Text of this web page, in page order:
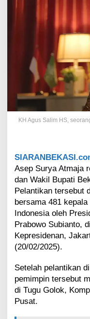
D
o
g
B
u
p
t
a
k
i
l
B
p
a
t
i
a
s
i
KH Agus Salim HS,
Asep Surya Atmaja
dan Wakil Bupati
Pelantikan tersebut
bersama 481
Indonesia oleh
Prabowo Subianto,
Kepresidenan,
(20/02/2025).
Setelah pelantikan
pemimpin tersebut
di Tugu Golok,
Pusat.